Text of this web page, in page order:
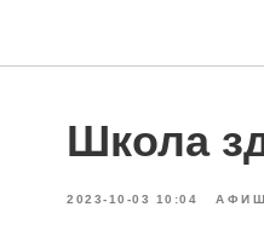
Школа
2023-10-03 10:04